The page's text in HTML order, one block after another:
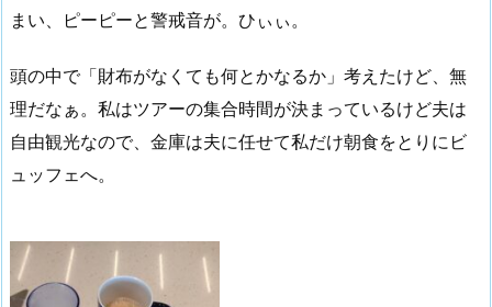
まい、ピーピーと警戒音が。ひぃぃ。
頭の中で「財布がなくても何とかなるか」考えたけど、無
理だなぁ。私はツアーの集合時間が決まっているけど夫は
自由観光なので、金庫は夫に任せて私だけ朝食をとりにビ
ュッフェへ。